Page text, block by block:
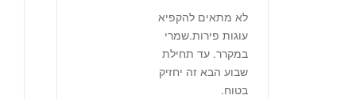
לא מתאים להקפיא
עוגות פירות.שמרי
במקרר. עד תחילת
שבוע הבא זה יחזיק
בטוח.